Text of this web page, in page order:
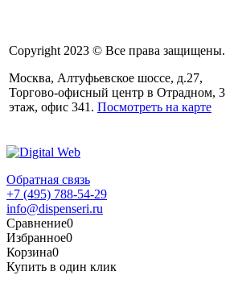
Copyright 2023 © Все права защищены.
Москва, Алтуфьевское шоссе, д.27,
Торгово-офисный центр в Отрадном, 3
этаж, офис 341. Посмотреть на карте
Обратная связь
+7 (495) 788-54-29
info@dispenseri.ru
Сравнение0
Избранное0
Корзина0
Купить в один клик